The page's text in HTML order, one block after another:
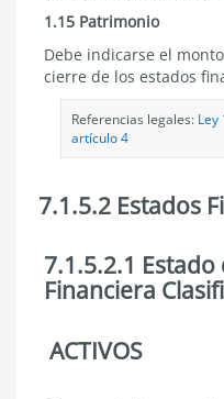
1.15 Patrimonio
Debe indicarse el
cierre de los estados
Referencias legales: Ley
artículo 4
7.1.5.2 Estados
7.1.5.2
Estados
Financieros
7.1.5.2.1
Financiera
7.1.5.2.1
Estado
ACTIVOS